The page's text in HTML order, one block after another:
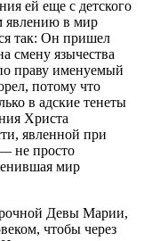
ей еще с детского
явлению в мир
так: Он пришел
смену язычества
праву именуемый
потому что
в адские тенеты
Христа
явленной при
не просто
мир
Девы Марии,
чтобы через